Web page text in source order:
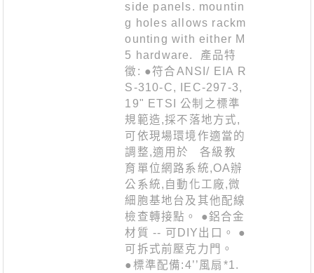
side panels. mountin
g holes allows rackm
ounting with either M
5 hardware. 產品特
徵: ●符合ANSI/ EIA R
S-310-C, IEC-297-3,
19" ETSI 公制之標準
規範造,採不落地方式,
可依現場環境作適當的
調整,適用於 各級教
育單位網路系統,OA辦
公系統,自動化工廠,微
細胞基地台及其他配線
檢查轉接點。 ●鋁合金
材質 -- 可DIY出口。 ●
可拆式前壓克力門。
●標準配備:4’’風扇*1.